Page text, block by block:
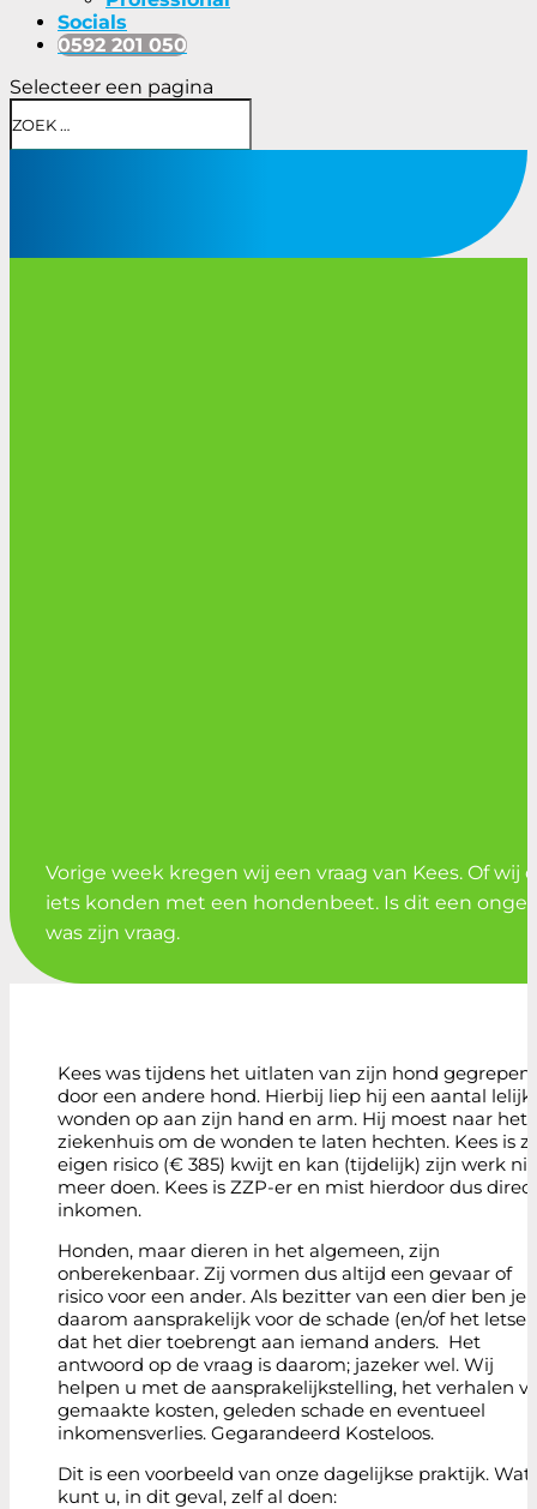
Socials
0592 201 050
Selecteer een pagina
Vorige week kregen wij een vraag van Kees. Of wij
iets konden met een hondenbeet. Is dit een
was zijn vraag.
Kees was tijdens het uitlaten van zijn hond gegrepen
door een andere hond. Hierbij liep hij een aantal
wonden op aan zijn hand en arm. Hij moest naar het
ziekenhuis om de wonden te laten hechten. Kees is
eigen risico (€ 385) kwijt en kan (tijdelijk) zijn werk
meer doen. Kees is ZZP-er en mist hierdoor dus direct
inkomen.
Honden, maar dieren in het algemeen, zijn
onberekenbaar. Zij vormen dus altijd een gevaar of
risico voor een ander. Als bezitter van een dier ben je
daarom aansprakelijk voor de schade (en/of het letsel)
dat het dier toebrengt aan iemand anders. Het
antwoord op de vraag is daarom; jazeker wel. Wij
helpen u met de aansprakelijkstelling, het verhalen
gemaakte kosten, geleden schade en eventueel
inkomensverlies. Gegarandeerd Kosteloos.
Dit is een voorbeeld van onze dagelijkse praktijk. Wat
kunt u, in dit geval, zelf al doen: